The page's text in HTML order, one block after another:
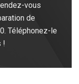
vous
de
Téléphonez-le
!